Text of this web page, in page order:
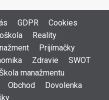
GDPR
Cookies
Reality
Prijímačky
Zdravie
SWOT
manažmentu
Obchod
Dovolenka